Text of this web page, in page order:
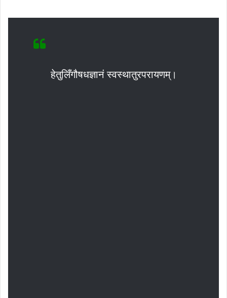
हेतुलिँगौषधज्ञानं स्वस्थातुरपरायणम्।